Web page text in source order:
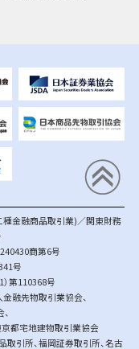
金融商品取引業)／関東財務
商第6号
号
第110368号
金融先物取引業協会、
、
都宅地建物取引業協会
取引所、福岡証券取引所、名古